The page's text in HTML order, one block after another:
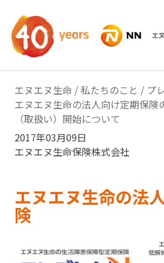
エヌエヌ生命 /私たちのこと / プ
エヌエヌ生命の法人向け定期保険
（取扱い）開始について
2017年03月09日
エヌエヌ生命保険株式会社
エヌエヌ生命の法
険